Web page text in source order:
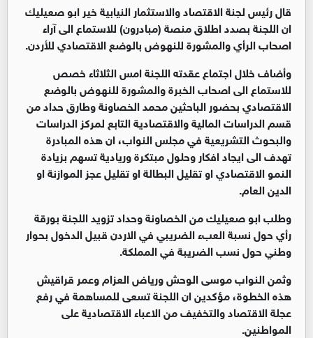
قال رئيس لجنة الاقتصاد والاستثمار النيابية خير ابو صعيليك
ان اللجنة بصدد اطلاق منصة (مبادرون) للاستماع الى آراء
اصحاب الرأي والمشورة للنهوض بالوضع الاقتصادي للأردن.
وأضاف خلال اجتماع عقدته اللجنة امس الثلاثاء خصص
للاستماع الى اصحاب الخبرة والمشورة للنهوض بالوضع
الاقتصادي بحضور الباحثين محمد الخصاونة وطارق حداد من
قسم الدراسات المالية والاقتصادية التابع لمركز الدراسات
والبحوث التشريعية في مجلس النواب، ان هذه المبادرة
تهدف الى ايجاد افكار وحلول مبتكرة وريادية تسهم بزيادة
النمو الاقتصادي او تقليل البطالة او تقليل عجز الموازنة او
الدين العام.
وطلب ابو صعيليك من الخصاونة وحداد تزويد اللجنة بورقة
رأي حول نسبة العبء الضريبي في الاردن قبيل الدخول بحوار
وطني حول نسب الضريبة في المملكة.
وثمن النواب موسى الوحش ورياض العزام وعمر قراقيش
هذه الخطوة، مؤكدين ان اللجنة تسعى للمساهمة في رفع
عجلة الاقتصاد والتخفيف من الاعباء الاقتصادية على
المواطنين.